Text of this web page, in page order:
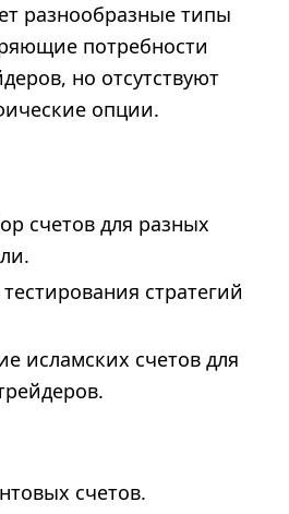
разнообразные типы
потребности
но отсутствуют
опции.
счетов для разных
стратегий
исламских счетов для
счетов.